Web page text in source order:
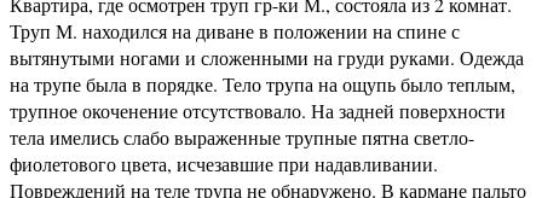
Труп М. находился на диване в положении на спине с
вытянутыми ногами и сложенными на груди руками. Одежда
на трупе была в порядке. Тело трупа на ощупь было теплым,
трупное окоченение отсутствовало. На задней поверхности
тела имелись слабо выраженные трупные пятна светло-
фиолетового цвета, исчезавшие при надавливании.
Повреждений на теле трупа не обнаружено. В кармане пальто